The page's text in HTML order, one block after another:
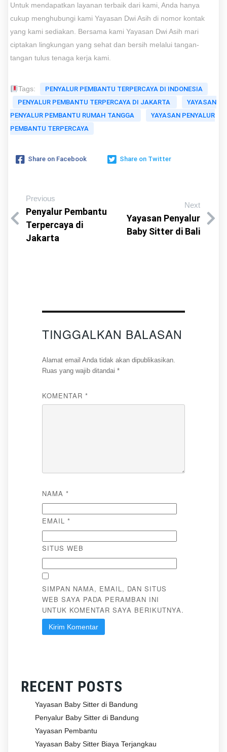
Untuk mendapatkan layanan terbaik dari kami, Anda hanya
cukup menghubungi kami Yayasan Dwi Asih di nomor kontak
yang kami sediakan. Bersama kami Yayasan Dwi Asih mari
ciptakan lingkungan yang sehat dan bersih melalui tangan-
tangan tulus tenaga kerja kami.
Tags:
PENYALUR PEMBANTU TERPERCAYA DI INDONESIA
PENYALUR PEMBANTU TERPERCAYA DI JAKARTA
YAYASAN
PENYALUR PEMBANTU RUMAH TANGGA
YAYASAN PENYALUR
PEMBANTU TERPERCAYA
Share on Facebook Share on Twitter
Previous
Penyalur Pembantu
Terpercaya di
Jakarta
Next
Yayasan Penyalur
Baby Sitter di Bali
TINGGALKAN BALASAN
Alamat email Anda tidak akan dipublikasikan.
Ruas yang wajib ditandai *
KOMENTAR *
NAMA *
EMAIL *
SITUS WEB
SIMPAN NAMA, EMAIL, DAN SITUS
WEB SAYA PADA PERAMBAN INI
UNTUK KOMENTAR SAYA BERIKUTNYA.
RECENT POSTS
Yayasan Baby Sitter di Bandung
Penyalur Baby Sitter di Bandung
Yayasan Pembantu
Yayasan Baby Sitter Biaya Terjangkau